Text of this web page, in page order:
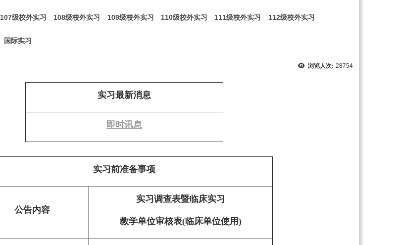
107级校外实习 108级校外实习 109级校外实习 110级校外实习 111级校外实习 112级校外实习
国际实习
浏览人次: 28754
实习最新消息
即时讯息
实习前准备事项
公告内容
实习调查表暨临床实习
教学单位审核表(临床单位使用)